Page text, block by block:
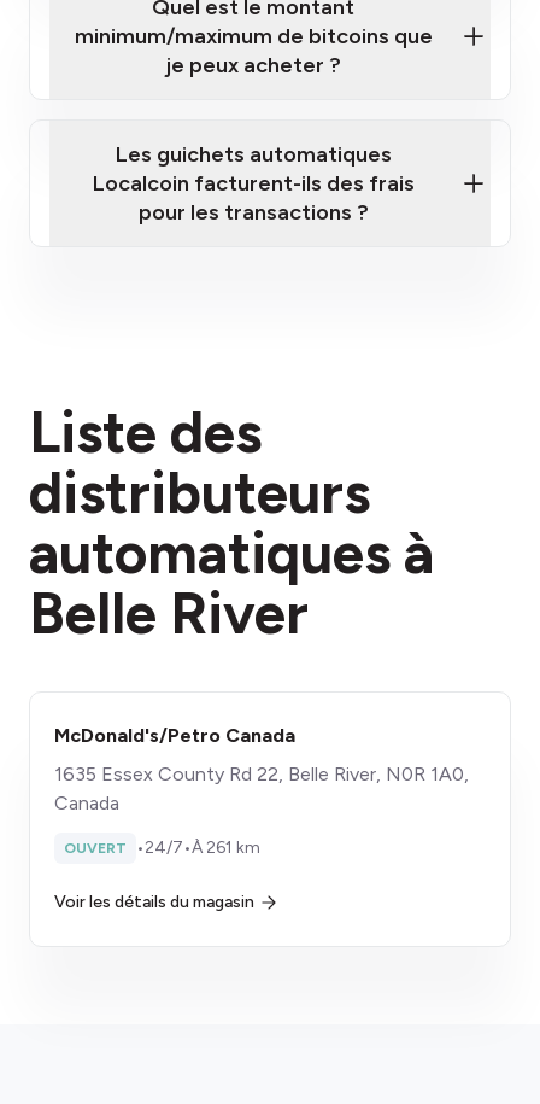
Quel est le montant
minimum/maximum de bitcoins que
je peux acheter ?
Les guichets automatiques
Localcoin facturent-ils des frais
pour les transactions ?
section des frais
Liste des
distributeurs
automatiques à
Belle River
McDonald's/Petro Canada
1635 Essex County Rd 22, Belle River, N0R 1A0,
Canada
OUVERT •24/7•À 261 km
Voir les détails du magasin